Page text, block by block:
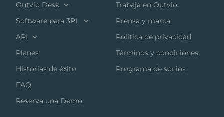
Outvio Desk
Software para 3PL
API
Planes
Historias de éxito
FAQ
Reserva una Demo
Trabaja en Outvio
Prensa y marca
Política de privacidad
Términos y condiciones
Programa de socios